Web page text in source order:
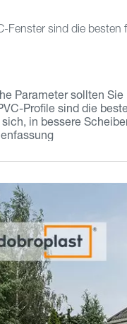
Fenster sind die besten
Parameter sollten
Profile sind die
in bessere